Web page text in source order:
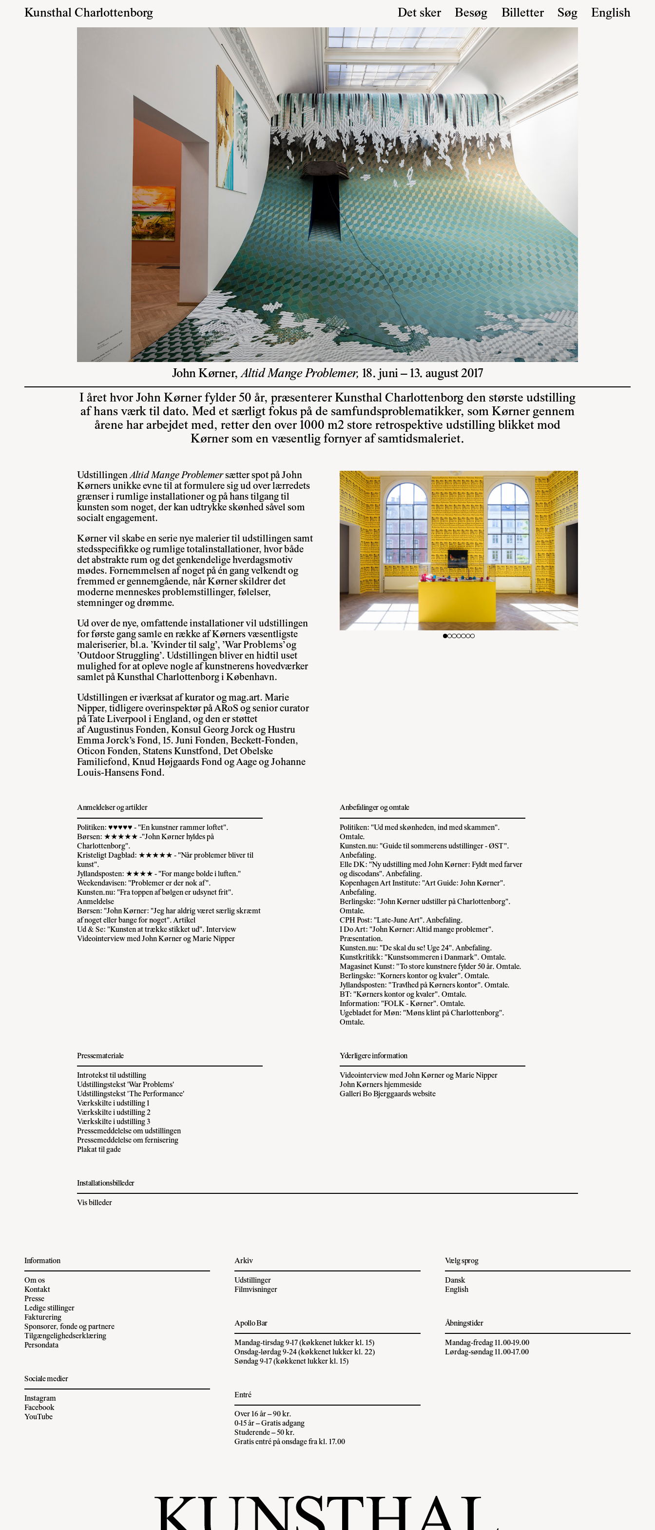
Kunsthal Charlottenborg Det sker Besøg Billetter Søg English
John Kørner,Altid Mange Problemer, 18. juni – 13. august 2017
I året hvor John Kørner fylder 50 år, præsenterer Kunsthal Charlottenborg den største udstilling
af hans værk til dato. Med et særligt fokus på de samfundsproblematikker, som Kørner gennem
årene har arbejdet med, retter den over 1000 m2 store retrospektive udstilling blikket mod
Kørner som en væsentlig fornyer af samtidsmaleriet.
UdstillingenAltid Mange Problemersætter spot på John
Kørners unikke evne til at formulere sig ud over lærredets
grænser i rumlige installationer og på hans tilgang til
kunsten som noget, der kan udtrykke skønhed såvel som
socialt engagement.
Kørner vil skabe en serie nye malerier til udstillingen samt
stedsspecifikke og rumlige totalinstallationer, hvor både
det abstrakte rum og det genkendelige hverdagsmotiv
mødes. Fornemmelsen af noget på én gang velkendt og
fremmed er gennemgående, når Kørner skildrer det
moderne menneskes problemstillinger, følelser,
stemninger og drømme.
Ud over de nye, omfattende installationer vil udstillingen
for første gang samle en række af Kørners væsentligste
maleriserier, bl.a. ’Kvinder til salg’, ’War Problems’ og
’Outdoor Struggling’. Udstillingen bliver en hidtil uset
mulighed for at opleve nogle af kunstnerens hovedværker
samlet på Kunsthal Charlottenborg i København.
Udstillingen er iværksat af kurator og mag.art. Marie
Nipper, tidligere overinspektør på ARoS og senior curator
på Tate Liverpool i England, og den er støttet
af Augustinus Fonden, Konsul Georg Jorck og Hustru
Emma Jorck’s Fond, 15. Juni Fonden, Beckett-Fonden,
Oticon Fonden, Statens Kunstfond, Det Obelske
Familiefond, Knud Højgaards Fond og Aage og Johanne
Louis-Hansens Fond.
Anmeldelser og artikler
Politiken: ♥♥♥♥♥ - "En kunstner rammer loftet".
Børsen: ★★★★★ -"John Kørner hyldes på
Charlottenborg".
Kristeligt Dagblad: ★★★★★ - "Når problemer bliver til
kunst".
Jyllandsposten: ★★★★ - "For mange bolde i luften."
Weekendavisen: "Problemer er der nok af".
Kunsten.nu: "Fra toppen af bølgen er udsynet frit".
Anmeldelse
Børsen: "John Kørner: "Jeg har aldrig været særlig skræmt
af noget eller bange for noget". Artikel
Ud & Se: "Kunsten at trække stikket ud". Interview
Videointerview med John Kørner og Marie Nipper
Anbefalinger og omtale
Politiken: "Ud med skønheden, ind med skammen".
Omtale.
Kunsten.nu: "Guide til sommerens udstillinger - ØST".
Anbefaling.
Elle DK: "Ny udstilling med John Kørner: Fyldt med farver
og discodans". Anbefaling.
Kopenhagen Art Institute: "Art Guide: John Kørner".
Anbefaling.
Berlingske: "John Kørner udstiller på Charlottenborg".
Omtale.
CPH Post: "Late-June Art". Anbefaling.
I Do Art: "John Kørner: Altid mange problemer".
Præsentation.
Kunsten.nu: "De skal du se! Uge 24". Anbefaling.
Kunstkritikk: "Kunstsommeren i Danmark". Omtale.
Magasinet Kunst: "To store kunstnere fylder 50 år. Omtale.
Berlingske: "Korners kontor og kvaler". Omtale.
Jyllandsposten: "Travlhed på Kørners kontor". Omtale.
BT: "Kørners kontor og kvaler". Omtale.
Information: "FOLK - Kørner". Omtale.
Ugebladet for Møn: "Møns klint på Charlottenborg".
Omtale.
Pressemateriale
Introtekst til udstilling
Udstillingstekst 'War Problems'
Udstillingstekst 'The Performance'
Værkskilte i udstilling 1
Værkskilte i udstilling 2
Værkskilte i udstilling 3
Pressemeddelelse om udstillingen
Pressemeddelelse om fernisering
Plakat til gade
Yderligere information
Videointerview med John Kørner og Marie Nipper
John Kørners hjemmeside
Galleri Bo Bjerggaards website
Installationsbilleder
Vis billeder
Information
Om os
Kontakt
Presse
Ledige stillinger
Fakturering
Sponsorer, fonde og partnere
Tilgængelighedserklæring
Persondata
Sociale medier
Instagram
Facebook
YouTube
Arkiv
Udstillinger
Filmvisninger
Apollo Bar
Mandag-tirsdag 9-17 (køkkenet lukker kl. 15)
Onsdag-lørdag 9-24 (køkkenet lukker kl. 22)
Søndag 9-17 (køkkenet lukker kl. 15)
Entré
Over 16 år – 90 kr.
0-15 år – Gratis adgang
Studerende – 50 kr.
Gratis entré på onsdage fra kl. 17.00
Vælg sprog
Dansk
English
Åbningstider
Mandag-fredag 11.00-19.00
Lørdag-søndag 11.00-17.00